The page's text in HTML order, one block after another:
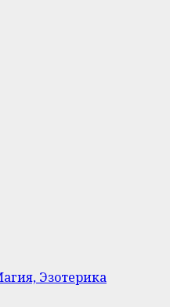
Эзотерика